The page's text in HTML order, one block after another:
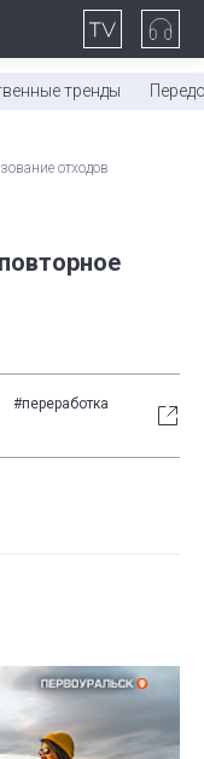
тренды
отходов
#переработка